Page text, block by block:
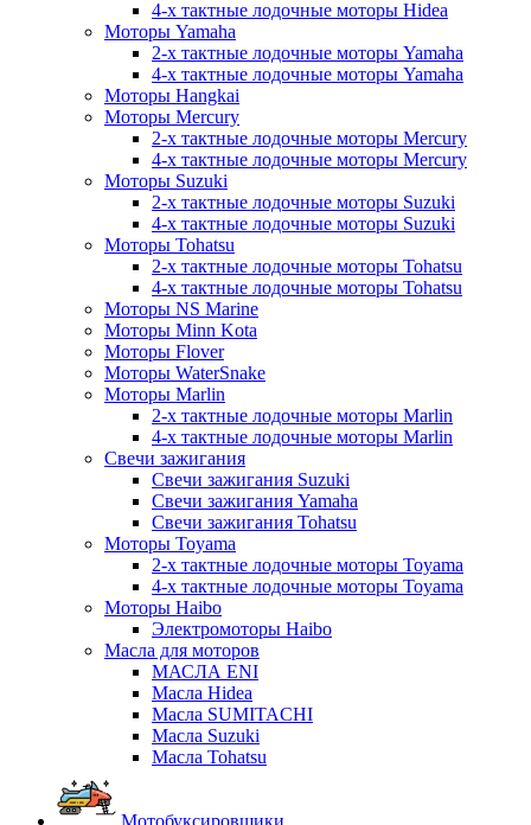
4-х тактные лодочные моторы Hidea
Моторы Yamaha
2-х тактные лодочные моторы Yamaha
4-х тактные лодочные моторы Yamaha
Моторы Hangkai
Моторы Mercury
2-х тактные лодочные моторы Mercury
4-х тактные лодочные моторы Mercury
Моторы Suzuki
2-х тактные лодочные моторы Suzuki
4-х тактные лодочные моторы Suzuki
Моторы Tohatsu
2-х тактные лодочные моторы Tohatsu
4-х тактные лодочные моторы Tohatsu
Моторы NS Marine
Моторы Minn Kota
Моторы Flover
Моторы WaterSnake
Моторы Marlin
2-х тактные лодочные моторы Marlin
4-х тактные лодочные моторы Marlin
Свечи зажигания
Свечи зажигания Suzuki
Свечи зажигания Yamaha
Свечи зажигания Tohatsu
Моторы Toyama
2-х тактные лодочные моторы Toyama
4-х тактные лодочные моторы Toyama
Моторы Haibo
Электромоторы Haibo
Масла для моторов
МАСЛА ENI
Масла Hidea
Масла SUMITACHI
Масла Suzuki
Масла Tohatsu
Мотобуксировщики